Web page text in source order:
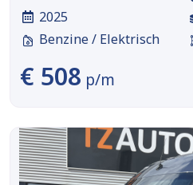
2025
Benzine / Elektrisch
€ 508 p/m